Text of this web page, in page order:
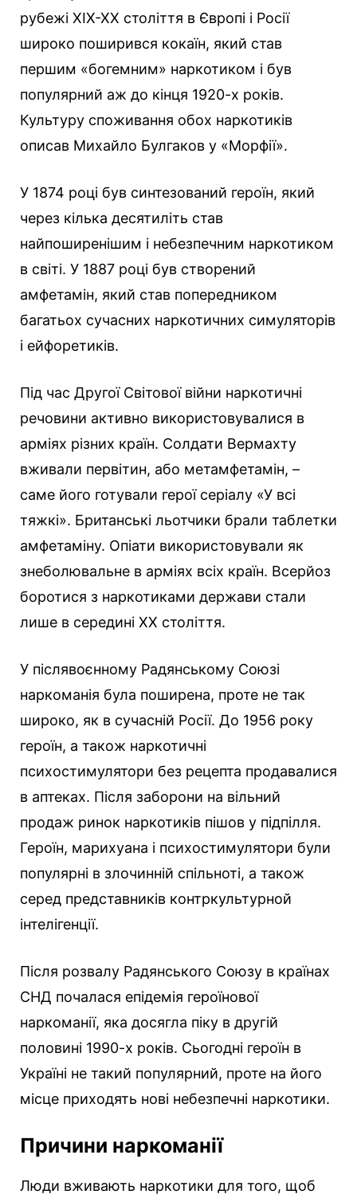
рубежі XIX-XX століття в Європі і Росії
широко поширився кокаїн, який став
першим «богемним» наркотиком і був
популярний аж до кінця 1920-х років.
Культуру споживання обох наркотиків
описав Михайло Булгаков у «Морфії».
У 1874 році був синтезований героїн, який
через кілька десятиліть став
найпоширенішим і небезпечним наркотиком
в світі. У 1887 році був створений
амфетамін, який став попередником
багатьох сучасних наркотичних симуляторів
і ейфоретиків.
Під час Другої Світової війни наркотичні
речовини активно використовувалися в
арміях різних країн. Солдати Вермахту
вживали первітин, або метамфетамін, –
саме його готували герої серіалу «У всі
тяжкі». Британські льотчики брали таблетки
амфетаміну. Опіати використовували як
знеболювальне в арміях всіх країн. Всерйоз
боротися з наркотиками держави стали
лише в середині XX століття.
У післявоєнному Радянському Союзі
наркоманія була поширена, проте не так
широко, як в сучасній Росії. До 1956 року
героїн, а також наркотичні
психостимулятори без рецепта продавалися
в аптеках. Після заборони на вільний
продаж ринок наркотиків пішов у підпілля.
Героїн, марихуана і психостимулятори були
популярні в злочинній спільноті, а також
серед представників контркультурной
інтелігенції.
Після розвалу Радянського Союзу в країнах
СНД почалася епідемія героїнової
наркоманії, яка досягла піку в другій
половині 1990-х років. Сьогодні героїн в
Україні не такий популярний, проте на його
місце приходять нові небезпечні наркотики.
Причини наркоманії
Люди вживають наркотики для того, щоб